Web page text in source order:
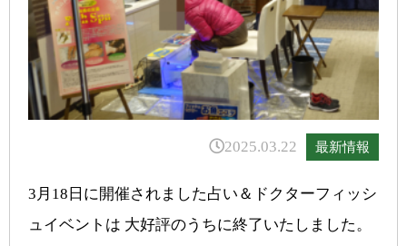
2025.03.22 最新情報
3月18日に開催されました占い＆ドクターフィッシ
ュイベントは 大好評のうちに終了いたしました。